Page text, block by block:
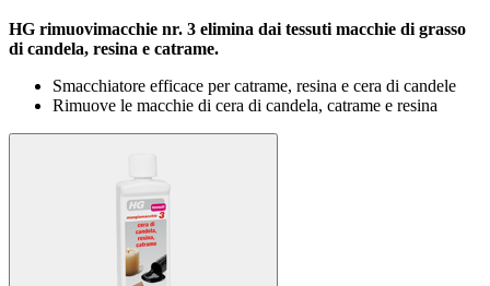
HG rimuovimacchie nr. 3 elimina dai tessuti macchie di grasso
di candela, resina e catrame.
Smacchiatore efficace per catrame, resina e cera di candele
Rimuove le macchie di cera di candela, catrame e resina